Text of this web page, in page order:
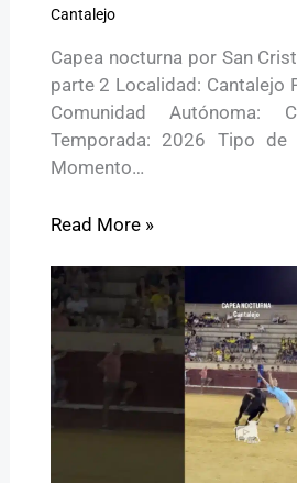
Cantalejo
Capea nocturna por San
parte 2 Localidad: Cantalejo
Comunidad Autónoma:
Temporada: 2026 Tipo de
Momento…
Read More »